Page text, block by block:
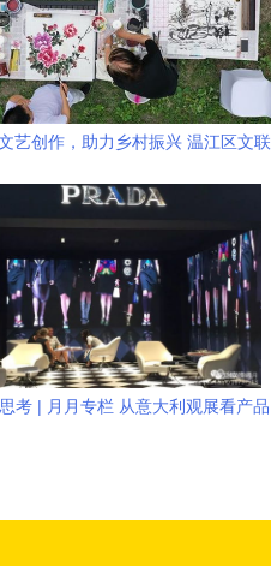
艺创作，助力乡村振兴 温江区文联
考 | 月月专栏 从意大利观展看产品